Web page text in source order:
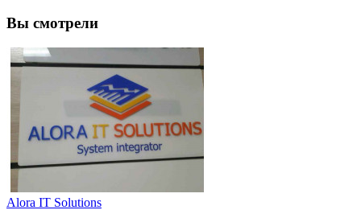
Вы смотрели
Alora IT Solutions